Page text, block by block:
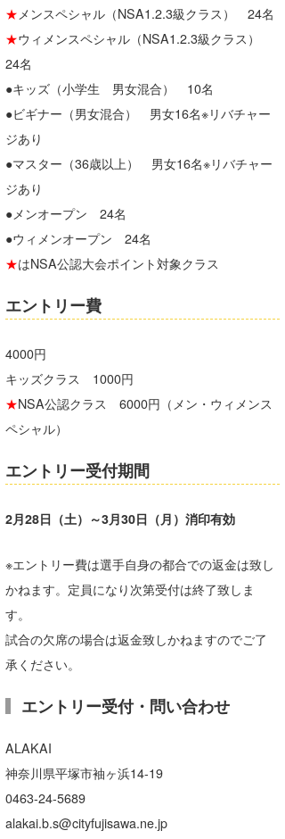
★メンスペシャル（NSA1.2.3級クラス） 24名
★ウィメンスペシャル（NSA1.2.3級クラス）
24名
●キッズ（小学生 男女混合） 10名
●ビギナー（男女混合） 男女16名※リバチャー
ジあり
●マスター（36歳以上） 男女16名※リバチャー
ジあり
●メンオープン 24名
●ウィメンオープン 24名
★はNSA公認大会ポイント対象クラス
エントリー費
4000円
キッズクラス 1000円
★NSA公認クラス 6000円（メン・ウィメンス
ペシャル）
エントリー受付期間
2月28日（土）～3月30日（月）消印有効
※エントリー費は選手自身の都合での返金は致し
かねます。定員になり次第受付は終了致しま
す。
試合の欠席の場合は返金致しかねますのでご了
承ください。
エントリー受付・問い合わせ
ALAKAI
神奈川県平塚市袖ヶ浜14-19
0463-24-5689
alakai.b.s@cityfujisawa.ne.jp
大野”MAR”修聖
H
KOBU
MIN
mitz
OYZ
Soulman
waka☆=
YUKI☆
たっちー
三輪予報士
上田純子
唐澤予報士
SancheZ
ゴン
米山予報士